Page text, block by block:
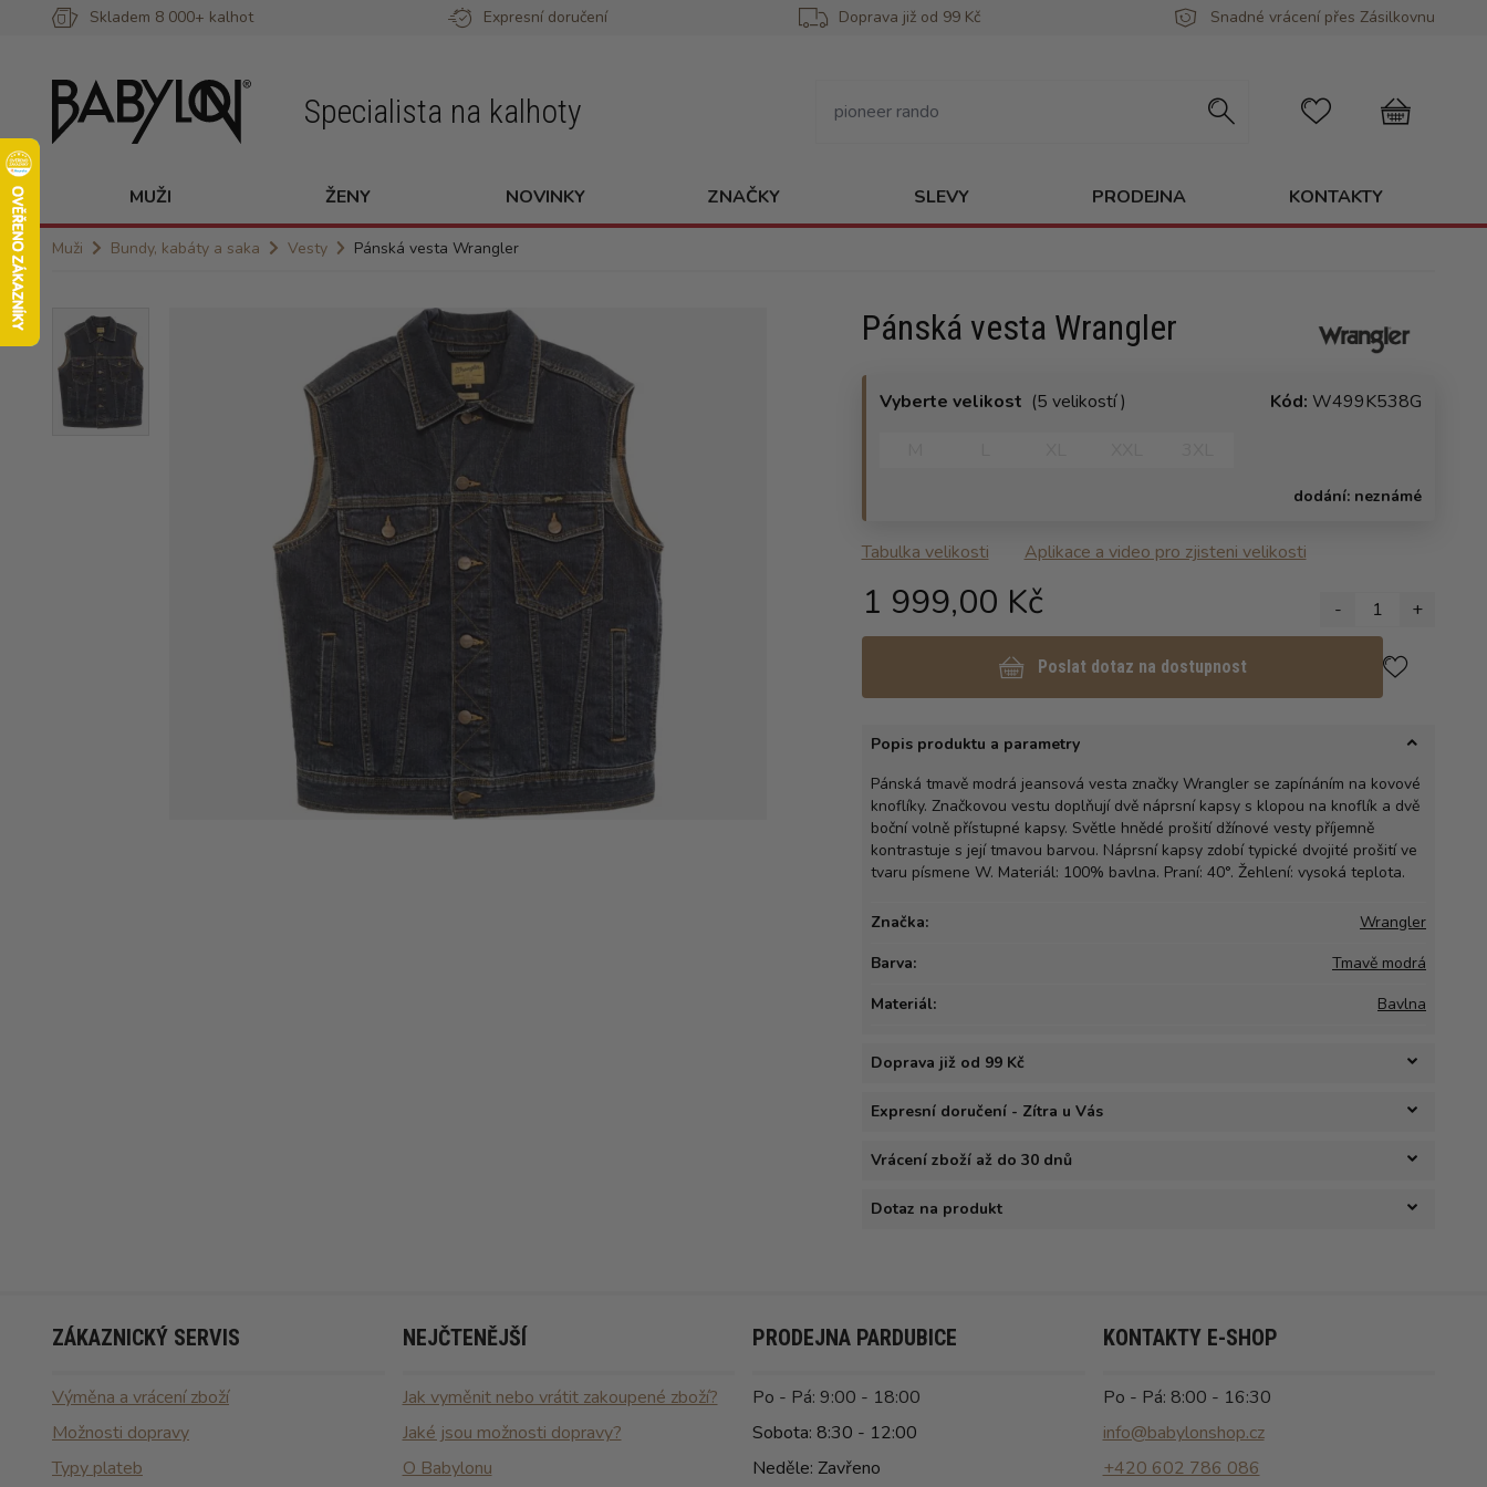
Skladem 8 000+ kalhot Expresní doručení Doprava již od 99 Kč Snadné vrácení přes Zásilkovnu
Specialista na kalhoty
MUŽI ŽENY NOVINKY ZNAČKY SLEVY PRODEJNA KONTAKTY
Muži Bundy, kabáty a saka Vesty Pánská vesta Wrangler
Pánská vesta Wrangler
Vyberte velikost (5 velikostí ) Kód: W499K538G
dodání: neznámé
Tabulka velikosti Aplikace a video pro zjisteni velikosti
1 999,00 Kč - 1 +
Poslat dotaz na dostupnost
Popis produktu a parametry
Pánská tmavě modrá jeansová vesta značky Wrangler se zapínáním na kovové
knoflíky. Značkovou vestu doplňují dvě náprsní kapsy s klopou na knoflík a dvě
boční volně přístupné kapsy. Světle hnědé prošití džínové vesty příjemně
kontrastuje s její tmavou barvou. Náprsní kapsy zdobí typické dvojité prošití ve
tvaru písmene W. Materiál: 100% bavlna. Praní: 40°. Žehlení: vysoká teplota.
Značka:
Wrangler
Barva:
Tmavě modrá
Materiál:
Bavlna
Doprava již od 99 Kč
Expresní doručení - Zítra u Vás
Vrácení zboží až do 30 dnů
Dotaz na produkt
ZÁKAZNICKÝ SERVIS
Výměna a vrácení zboží
Možnosti dopravy
Typy plateb
NEJČTENĚJŠÍ
Jak vyměnit nebo vrátit zakoupené zboží?
Jaké jsou možnosti dopravy?
O Babylonu
PRODEJNA PARDUBICE
Po - Pá: 9:00 - 18:00
Sobota: 8:30 - 12:00
Neděle: Zavřeno
KONTAKTY E-SHOP
Po - Pá: 8:00 - 16:30
info@babylonshop.cz
+420 602 786 086